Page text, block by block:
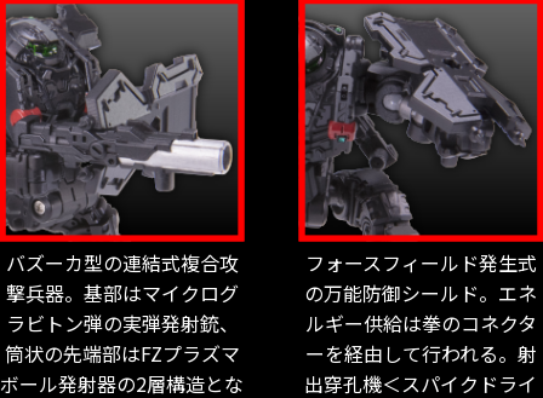
バズーカ型の連結式複合攻
撃兵器。基部はマイクログ
ラビトン弾の実弾発射銃、
筒状の先端部はFZプラズマ
ボール発射器の2層構造とな
フォースフィールド発生式
の万能防御シールド。エネ
ルギー供給は拳のコネクタ
ーを経由して行われる。射
出穿孔機＜スパイクドライ